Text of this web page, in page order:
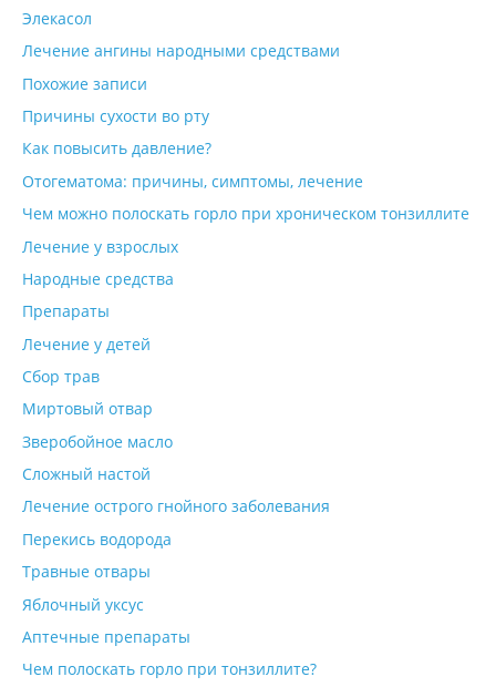
Элекасол
Лечение ангины народными средствами
Похожие записи
Причины сухости во рту
Как повысить давление?
Отогематома: причины, симптомы, лечение
Чем можно полоскать горло при хроническом тонзиллите
Лечение у взрослых
Народные средства
Препараты
Лечение у детей
Сбор трав
Миртовый отвар
Зверобойное масло
Сложный настой
Лечение острого гнойного заболевания
Перекись водорода
Травные отвары
Яблочный уксус
Аптечные препараты
Чем полоскать горло при тонзиллите?